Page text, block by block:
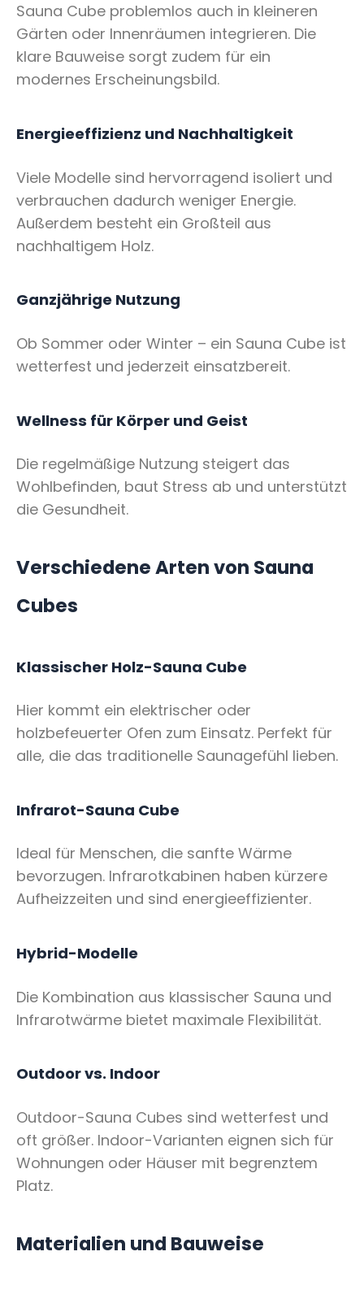
Sauna Cube problemlos auch in kleineren
Gärten oder Innenräumen integrieren. Die
klare Bauweise sorgt zudem für ein
modernes Erscheinungsbild.
Energieeffizienz und Nachhaltigkeit
Viele Modelle sind hervorragend isoliert und
verbrauchen dadurch weniger Energie.
Außerdem besteht ein Großteil aus
nachhaltigem Holz.
Ganzjährige Nutzung
Ob Sommer oder Winter – ein Sauna Cube ist
wetterfest und jederzeit einsatzbereit.
Wellness für Körper und Geist
Die regelmäßige Nutzung steigert das
Wohlbefinden, baut Stress ab und unterstützt
die Gesundheit.
Verschiedene Arten von Sauna
Cubes
Klassischer Holz-Sauna Cube
Hier kommt ein elektrischer oder
holzbefeuerter Ofen zum Einsatz. Perfekt für
alle, die das traditionelle Saunagefühl lieben.
Infrarot-Sauna Cube
Ideal für Menschen, die sanfte Wärme
bevorzugen. Infrarotkabinen haben kürzere
Aufheizzeiten und sind energieeffizienter.
Hybrid-Modelle
Die Kombination aus klassischer Sauna und
Infrarotwärme bietet maximale Flexibilität.
Outdoor vs. Indoor
Outdoor-Sauna Cubes sind wetterfest und
oft größer. Indoor-Varianten eignen sich für
Wohnungen oder Häuser mit begrenztem
Platz.
Materialien und Bauweise